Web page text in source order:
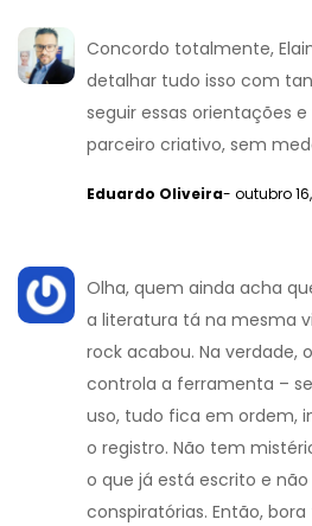
Concordo totalmente,
detalhar tudo isso com
seguir essas orientações
parceiro criativo, sem
Eduardo Oliveira- outubro
Olha, quem ainda acha
a literatura tá na mesma
rock acabou. Na verdade,
controla a ferramenta –
uso, tudo fica em ordem,
o registro. Não tem
o que já está escrito e
conspiratórias. Então,